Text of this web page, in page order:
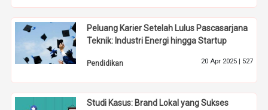
Peluang Karier Setelah Lulus Pascasarjana
Teknik: Industri Energi hingga Startup
Pendidikan 20 Apr 2025 | 527
Studi Kasus: Brand Lokal yang Sukses